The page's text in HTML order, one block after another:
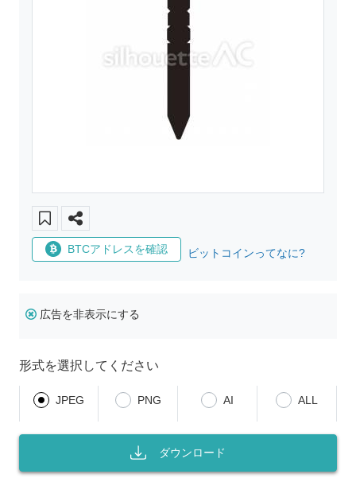
BTCアドレスを確認 ビットコインってなに?
広告を非表示にする
形式を選択してください
JPEG PNG AI ALL
ダウンロード